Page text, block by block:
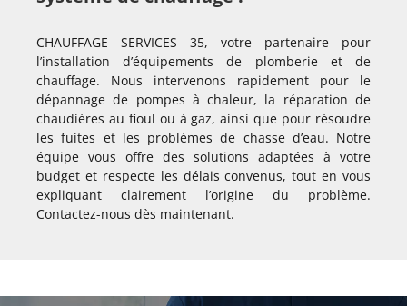
CHAUFFAGE SERVICES 35, votre partenaire pour
l’installation d’équipements de plomberie et de
chauffage. Nous intervenons rapidement pour le
dépannage de pompes à chaleur, la réparation de
chaudières au fioul ou à gaz, ainsi que pour résoudre
les fuites et les problèmes de chasse d’eau. Notre
équipe vous offre des solutions adaptées à votre
budget et respecte les délais convenus, tout en vous
expliquant clairement l’origine du problème.
Contactez-nous dès maintenant.